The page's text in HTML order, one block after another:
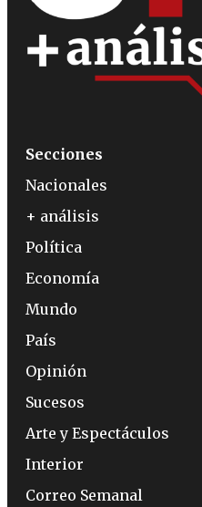
Secciones
Nacionales
+ análisis
Política
Economía
Mundo
País
Opinión
Sucesos
Arte y Espectáculos
Interior
Correo Semanal